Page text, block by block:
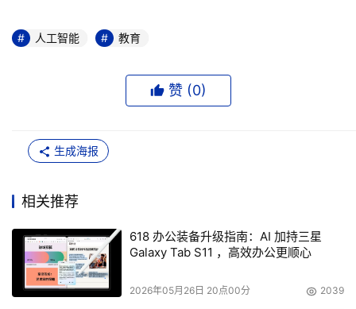
差从高到低拉开档次形成层次阶梯,根据“冲一冲”、“稳一
的、录取分数相对较高的院校,中间档位的志愿可以填报录
在专业选择上不要全部填报热门专业,考生一定要做到冷热
兼顾,并尽量选择专业服从调剂。热门专业录取分数高且竞
争激烈,尤其当今社会发展变化快,当年的热门专业不代表未
来就业前景依然可观。选择专业要根据自身的性格特点、兴
趣爱好、个人优势等方面综合考虑,不要盲目跟风。若一味
人工智能 教育
赞 (0)
生成海报
相关推荐
618 办公装备升级指南：AI 加持三星
Galaxy Tab S11 ，高效办公更顺心
2026年05月26日 20点00分 2039